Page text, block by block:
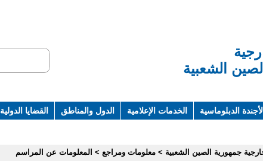
الشعبية
الأجندة الدبلوماسية الخدمات الإعلامية الدول والمناطق
القضايا الدولية
جمهورية الصين الشعبية > معلومات ومراجع > المعلومات عن المراسم